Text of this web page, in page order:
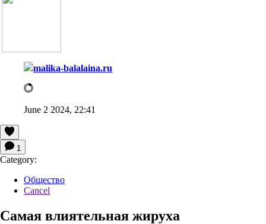
malika-balalaina.ru
June 2 2024, 22:41
1
Category:
Общество
Cancel
Самая влиятельная жируха